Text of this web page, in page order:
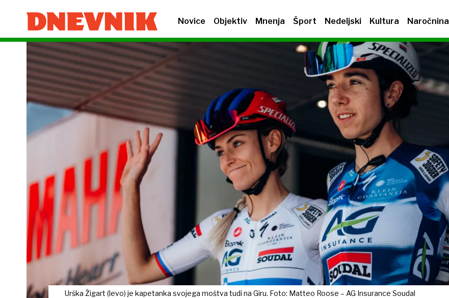
Novice Objektiv Mnenja Šport Nedeljski Kultura Naročnina
Urška Žigart (levo) je kapetanka svojega moštva tudi na Giru. Foto: Matteo Roose – AG Insurance Soudal